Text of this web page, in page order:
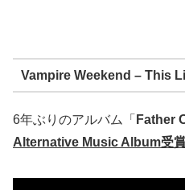
Vampire Weekend – This
6年ぶりのアルバム「 Father
Alternative Music Album受賞